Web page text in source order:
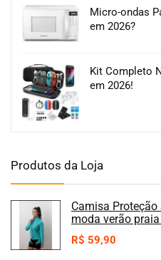
Micro-ondas
em 2026?
Kit Completo
em 2026!
Produtos da Loja
Camisa
moda verão
R$ 59,90